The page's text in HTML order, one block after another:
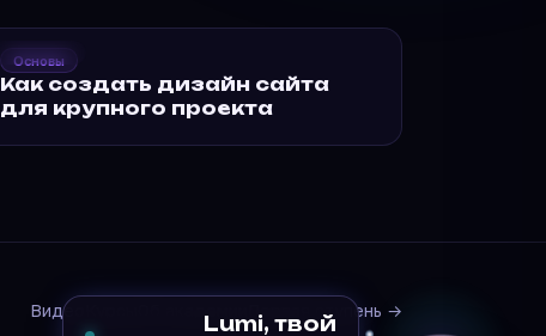
Как создать дизайн
сайта…
Основы
Как создать дизайн сайта
для крупного проекта
Видео Первая ступень →
Lumi, твой